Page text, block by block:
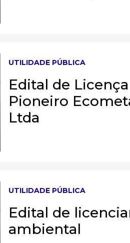
UTILIDADE PÚBLICA
Edital de
Pioneiro
Ltda
UTILIDADE PÚBLICA
Edital de
ambiental